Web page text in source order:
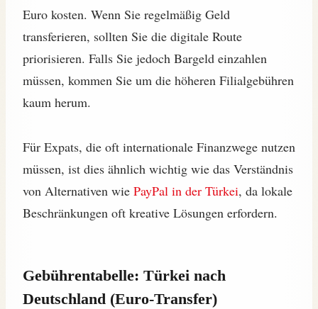
Euro kosten. Wenn Sie regelmäßig Geld
transferieren, sollten Sie die digitale Route
priorisieren. Falls Sie jedoch Bargeld einzahlen
müssen, kommen Sie um die höheren Filialgebühren
kaum herum.
Für Expats, die oft internationale Finanzwege nutzen
müssen, ist dies ähnlich wichtig wie das Verständnis
von Alternativen wie PayPal in der Türkei, da lokale
Beschränkungen oft kreative Lösungen erfordern.
Gebührentabelle: Türkei nach
Deutschland (Euro-Transfer)